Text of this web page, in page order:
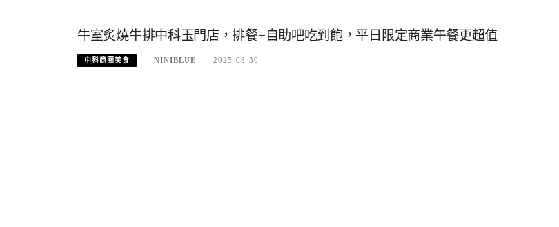
牛室炙燒牛排中科玉門店，排餐+自助吧吃到飽，平日限定商業午餐更超值
中科商圈美食 NINIBLUE 2025-08-30